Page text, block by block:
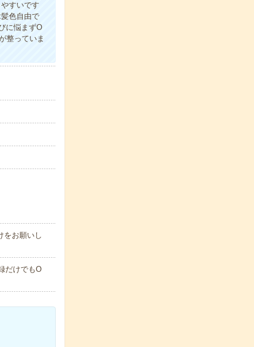
すいです
色自由で
に悩まずO
整っていま
をお願いし
だけでもO